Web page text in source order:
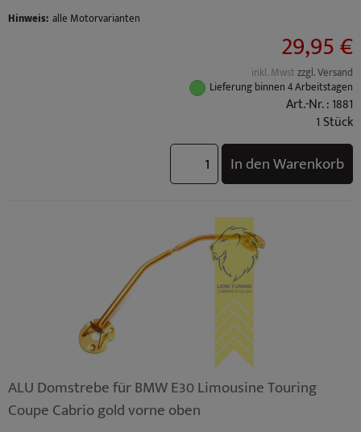
Hinweis: alle Motorvarianten
29,95 €
inkl. Mwstzzgl. Versand
Lieferung binnen 4 Arbeitstagen
Art.-Nr. : 1881
1 Stück
In den Warenkorb
ALU Domstrebe für BMW E30 Limousine Touring
Coupe Cabrio gold vorne oben